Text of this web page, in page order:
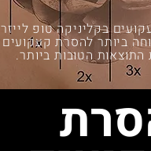
בקליניקה טופ לייזר
ביותר להסרת קעקועים
הטובות ביותר.